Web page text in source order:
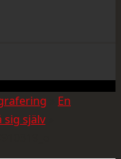
En
sig själv